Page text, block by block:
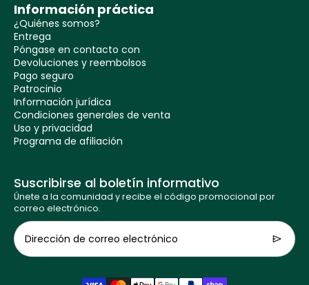
Información práctica
¿Quiénes somos?
Entrega
Póngase en contacto con
Devoluciones y reembolsos
Pago seguro
Patrocinio
Información jurídica
Condiciones generales de venta
Uso y privacidad
Programa de afiliación
Suscribirse al boletín informativo
Únete a la comunidad y recibe el código promocional por
correo electrónico.
Dirección de correo electrónico